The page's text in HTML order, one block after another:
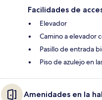
Facilidades de
Elevador
Camino a elevador
Pasillo de entrada
Piso de azulejo en
Amenidades en la